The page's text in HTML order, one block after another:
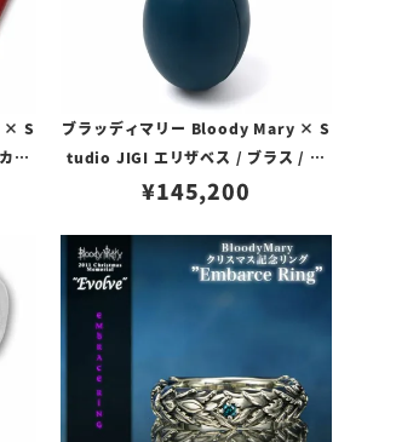
× S
ウ
ブラッディマリー Bloody Mary × S
tudio JIGI エリザベス / ブラス / カ
ボション / カウレザー ブルー
¥145,200